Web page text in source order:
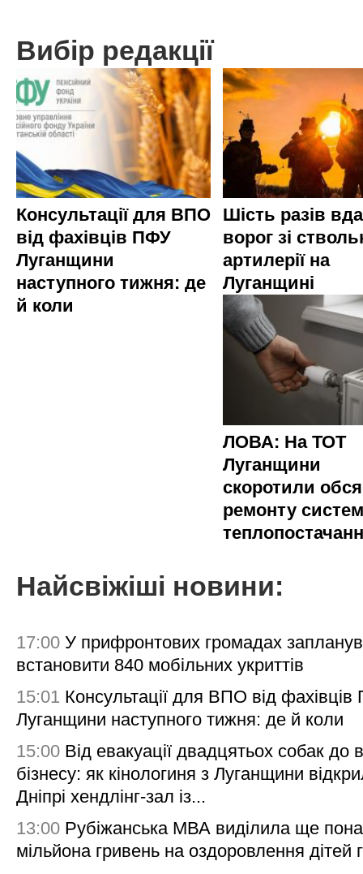
Вибір редакції
Консультації для ВПО
від фахівців ПФУ
Луганщини
наступного тижня: де
й коли
Шість разів
ворог зі
артилерії на
Луганщині
ЛОВА: На ТОТ
Луганщини
скоротили
ремонту
Найсвіжіші новини:
17:00 У прифронтових громадах
встановити 840 мобільних укриттів
15:01 Консультації для ВПО від
Луганщини наступного тижня: де й коли
15:00 Від евакуації двадцятьох собак до
бізнесу: як кінологиня з Луганщини
Дніпрі хендлінг-зал із...
13:00 Рубіжанська МВА виділила ще
мільйона гривень на оздоровлення дітей